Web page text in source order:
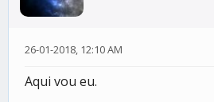
26-01-2018, 12:10 AM
Aqui vou eu.